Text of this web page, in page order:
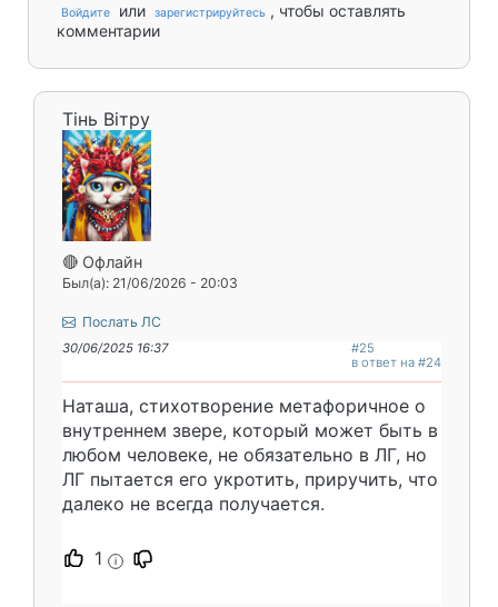
Войдите или зарегистрируйтесь , чтобы оставлять
комментарии
Тінь Вітру
🔴 Офлайн
Был(а): 21/06/2026 - 20:03
Послать ЛС
30/06/2025 16:37
#25
в ответ на #24
Наташа, стихотворение метафоричное о
внутреннем звере, который может быть в
любом человеке, не обязательно в ЛГ, но
ЛГ пытается его укротить, приручить, что
далеко не всегда получается.
1 i